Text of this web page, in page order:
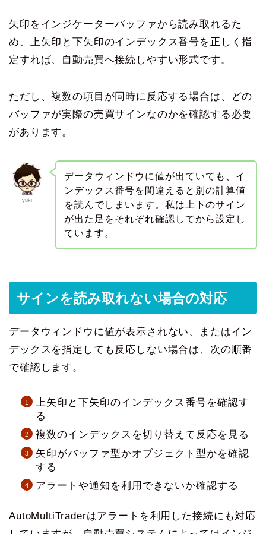
矢印をインジケーターバッファから読み取れるた
め、上矢印と下矢印のインデックス番号を正しく指
定すれば、自動売買へ接続しやすい形式です。
ただし、複数の項目が同時に反応する場合は、どの
バッファが実際の売買サインなのかを確認する必要
があります。
yuki
データウィンドウに値が出ていても、イ
ンデックス番号を間違えると別の計算値
を読んでしまいます。私は上下のサイン
が出た足をそれぞれ確認してから設定し
ています。
サインを読み取れない場合の対応
データウィンドウに値が表示されない、またはイン
デックスを指定しても反応しない場合は、次の順番
で確認します。
上矢印と下矢印のインデックス番号を確認す
る
複数のインデックスを切り替えて反応を見る
矢印がバッファ型かオブジェクト型かを確認
する
アラートや通知を利用できないか確認する
AutoMultiTraderはアラートを利用した接続にも対応